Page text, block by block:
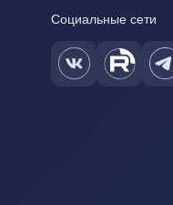
Социальные сети